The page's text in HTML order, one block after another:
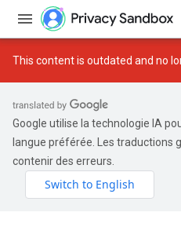
This content is outdated and no
Google utilise la technologie IA
langue préférée. Les traductions
contenir des erreurs.